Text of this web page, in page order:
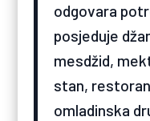
odgovara
posjeduje
mesdžid,
stan,
omladinska